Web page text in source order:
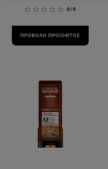
0/5
ΠΡΟΒΟΛΉ ΠΡΟΪΌΝΤΟΣ